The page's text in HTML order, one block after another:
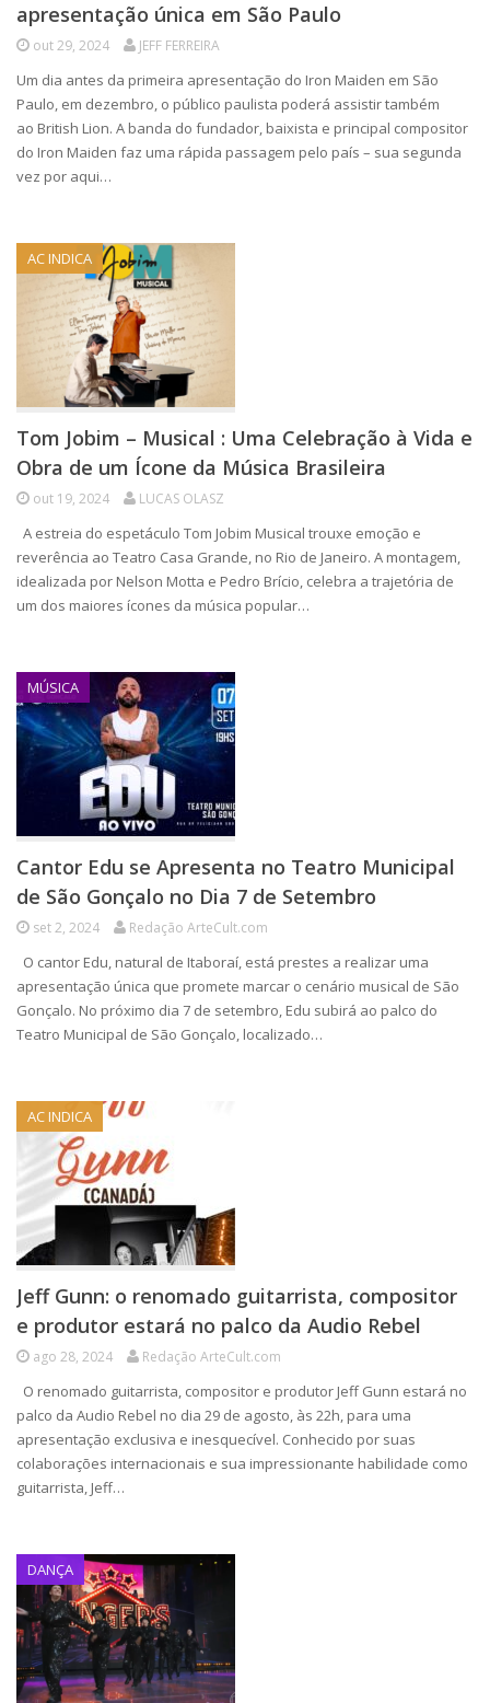
apresentação única em São Paulo
out 29, 2024 JEFF FERREIRA
Um dia antes da primeira apresentação do Iron Maiden em São
Paulo, em dezembro, o público paulista poderá assistir também
ao British Lion. A banda do fundador, baixista e principal compositor
do Iron Maiden faz uma rápida passagem pelo país – sua segunda
vez por aqui…
AC INDICA
Tom Jobim – Musical : Uma Celebração à Vida e
Obra de um Ícone da Música Brasileira
out 19, 2024 LUCAS OLASZ
A estreia do espetáculo Tom Jobim Musical trouxe emoção e
reverência ao Teatro Casa Grande, no Rio de Janeiro. A montagem,
idealizada por Nelson Motta e Pedro Brício, celebra a trajetória de
um dos maiores ícones da música popular…
MÚSICA
Cantor Edu se Apresenta no Teatro Municipal
de São Gonçalo no Dia 7 de Setembro
set 2, 2024 Redação ArteCult.com
O cantor Edu, natural de Itaboraí, está prestes a realizar uma
apresentação única que promete marcar o cenário musical de São
Gonçalo. No próximo dia 7 de setembro, Edu subirá ao palco do
Teatro Municipal de São Gonçalo, localizado…
AC INDICA
Jeff Gunn: o renomado guitarrista, compositor
e produtor estará no palco da Audio Rebel
ago 28, 2024 Redação ArteCult.com
O renomado guitarrista, compositor e produtor Jeff Gunn estará no
palco da Audio Rebel no dia 29 de agosto, às 22h, para uma
apresentação exclusiva e inesquecível. Conhecido por suas
colaborações internacionais e sua impressionante habilidade como
guitarrista, Jeff…
DANÇA